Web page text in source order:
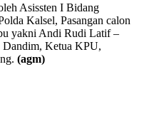
Asissten I Bidang
Kalsel, Pasangan calon
yakni Andi Rudi Latif –
Ketua KPU,
(agm)